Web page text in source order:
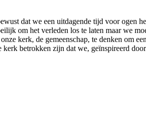
dat we een uitdagende tijd voor ogen
om het verleden los te laten maar we
kerk, de gemeenschap, te denken om
betrokken zijn dat we, geïnspireerd